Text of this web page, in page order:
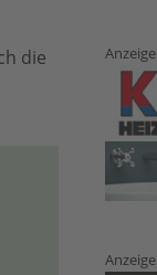
die
Anzeige
Anzeige